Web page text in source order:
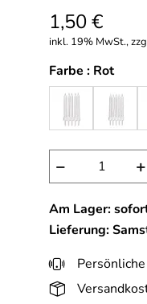
1,50 €
inkl. 19% MwSt.,
Farbe : Rot
− +
Am Lager:
Lieferung: